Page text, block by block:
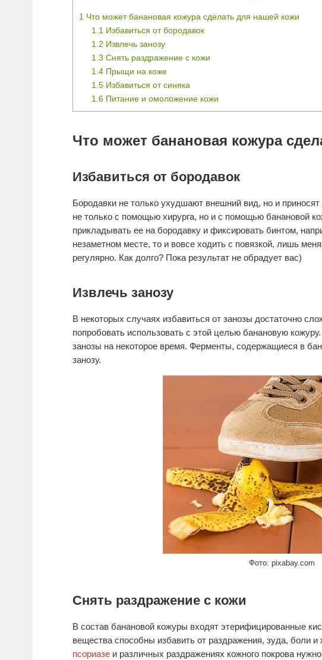
1 Что может банановая кожура сделать для нашей кожи
1.1 Избавиться от бородавок
1.2 Извлечь занозу
1.3 Снять раздражение с кожи
1.4 Прыщи на коже
1.5 Избавиться от синяка
1.6 Питание и омоложение кожи
Что может банановая кожура
Избавиться от бородавок
Бородавки не только ухудшают внешний вид, но и
не только с помощью хирурга, но и с помощью банановой
прикладывать ее на бородавку и фиксировать бинтом,
незаметном месте, то и вовсе ходить с повязкой, лишь
регулярно. Как долго? Пока результат не обрадует вас)
Извлечь занозу
В некоторых случаях избавиться от занозы достаточно
попробовать использовать с этой целью банановую
занозы на некоторое время. Ферменты, содержащиеся в
занозу.
Фото: pixabay.com
Снять раздражение с кожи
В состав банановой кожуры входят этерифицированные
вещества способны избавить от раздражения, зуда, боли
псориазе и различных раздражениях кожного покрова